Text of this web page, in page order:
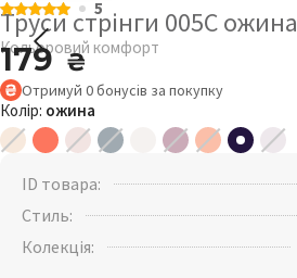
5
Труси стрінги 005C ожина
Кольоровий комфорт
179₴
Отримуй 0бонусів за покупку
Колір: ожина
ID товара:
Стиль:
Колекція: